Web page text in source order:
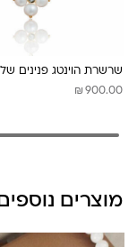
שרשרת הוינטג פנינים
₪ 900.00
מוצרים